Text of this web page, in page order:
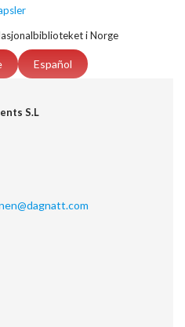
i Norge
Español
S.L